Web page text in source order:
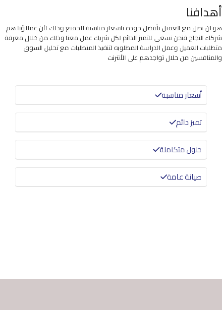
أهدافنا
هو ان نصل مع العميل بأفضل جوده باسعار مناسبة للجميع وذلك لأن عملاؤنا هم
شركاء النجاح فنحن نسعى للتميز الدائم لكل شريك عمل معنا وذلك من خلال معرفة
متطلبات العميل وعمل الدراسة المطلوبه لتنفيذ المتطلبات مع تحليل السوق
والمنافسين من خلال تواجدهم على الأنترنت
أسعار مناسبة
تميز دائم
حلول متكاملة
صيانة عامة